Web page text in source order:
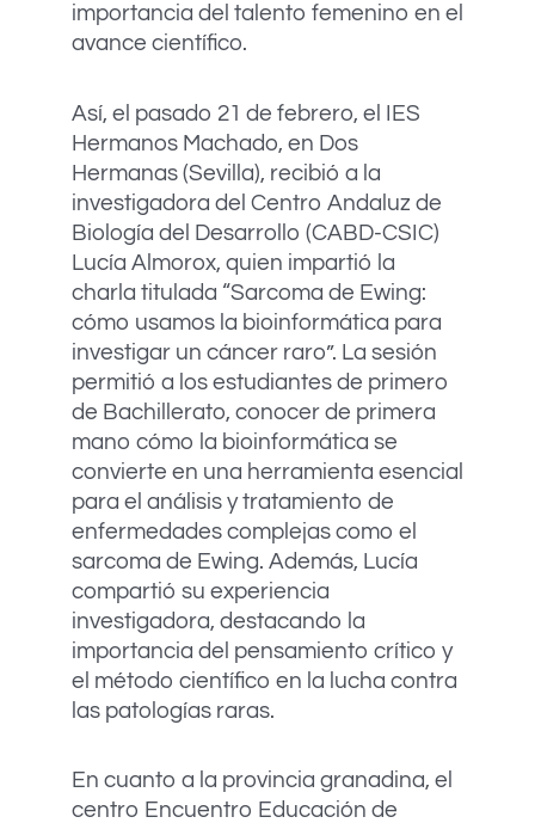
importancia del talento femenino en el
avance científico.
Así, el pasado 21 de febrero, el IES
Hermanos Machado, en Dos
Hermanas (Sevilla), recibió a la
investigadora del Centro Andaluz de
Biología del Desarrollo (CABD-CSIC)
Lucía Almorox, quien impartió la
charla titulada “Sarcoma de Ewing:
cómo usamos la bioinformática para
investigar un cáncer raro”. La sesión
permitió a los estudiantes de primero
de Bachillerato, conocer de primera
mano cómo la bioinformática se
convierte en una herramienta esencial
para el análisis y tratamiento de
enfermedades complejas como el
sarcoma de Ewing. Además, Lucía
compartió su experiencia
investigadora, destacando la
importancia del pensamiento crítico y
el método científico en la lucha contra
las patologías raras.
En cuanto a la provincia granadina, el
centro Encuentro Educación de